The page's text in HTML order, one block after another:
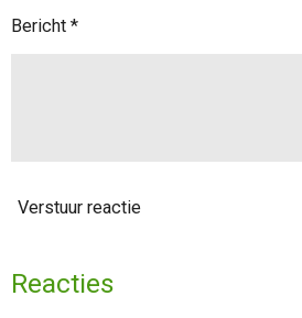
Bericht *
Verstuur reactie
Reacties